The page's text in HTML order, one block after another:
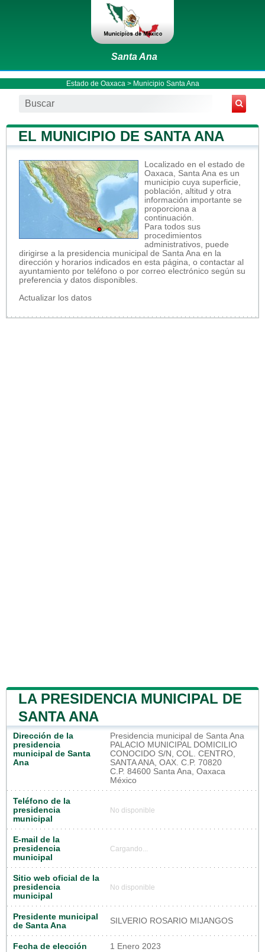
Santa Ana
Estado de Oaxaca > Municipio Santa Ana
EL MUNICIPIO DE SANTA ANA
Localizado en el estado de
Oaxaca, Santa Ana es un
municipio cuya superficie,
población, altitud y otra
información importante se
proporciona a
continuación.
Para todos sus
procedimientos
administrativos, puede
dirigirse a la presidencia municipal de Santa Ana en la
dirección y horarios indicados en esta página, o contactar al
ayuntamiento por teléfono o por correo electrónico según su
preferencia y datos disponibles.
Actualizar los datos
LA PRESIDENCIA MUNICIPAL DE
SANTA ANA
Dirección de la
presidencia
municipal de Santa
Ana
Presidencia municipal de Santa Ana
PALACIO MUNICIPAL DOMICILIO
CONOCIDO S/N, COL. CENTRO,
SANTA ANA, OAX. C.P. 70820
C.P. 84600 Santa Ana, Oaxaca
México
Teléfono de la
presidencia
municipal
No disponible
E-mail de la
presidencia
municipal
Cargando...
Sitio web oficial de la
presidencia
municipal
No disponible
Presidente municipal
de Santa Ana
SILVERIO ROSARIO MIJANGOS
Fecha de elección 1 Enero 2023